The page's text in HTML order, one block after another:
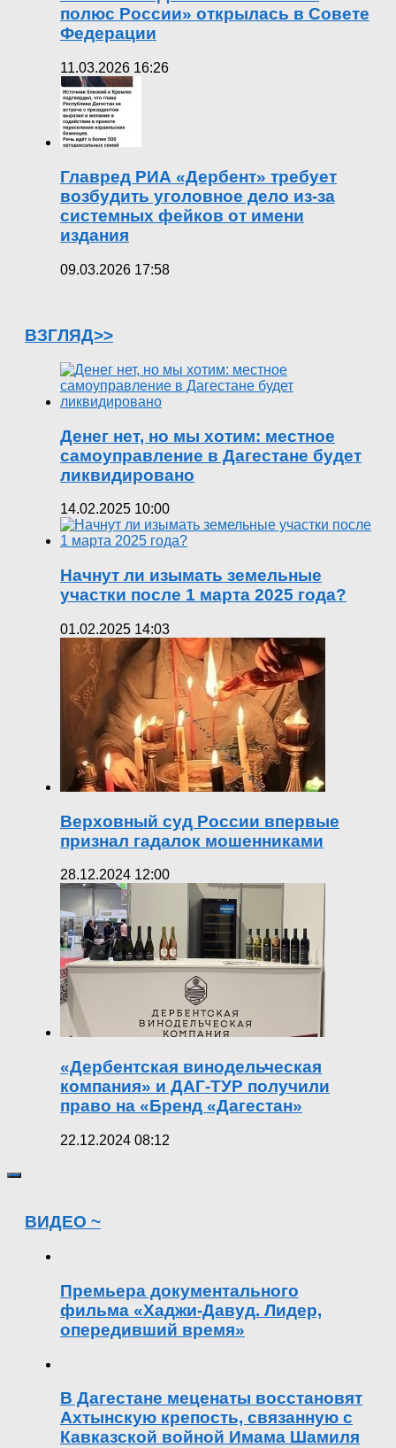
полюс России» открылась в Совете
Федерации
11.03.2026 16:26
Главред РИА «Дербент» требует
возбудить уголовное дело из-за
системных фейков от имени
издания
09.03.2026 17:58
ВЗГЛЯД>>
Денег нет, но мы хотим: местное
самоуправление в Дагестане будет
ликвидировано
14.02.2025 10:00
Начнут ли изымать земельные
участки после 1 марта 2025 года?
01.02.2025 14:03
Верховный суд России впервые
признал гадалок мошенниками
28.12.2024 12:00
«Дербентская винодельческая
компания» и ДАГ-ТУР получили
право на «Бренд «Дагестан»
22.12.2024 08:12
ВИДЕО ~
Премьера документального
фильма «Хаджи-Давуд. Лидер,
опередивший время»
В Дагестане меценаты восстановят
Ахтынскую крепость, связанную с
Кавказской войной Имама Шамиля